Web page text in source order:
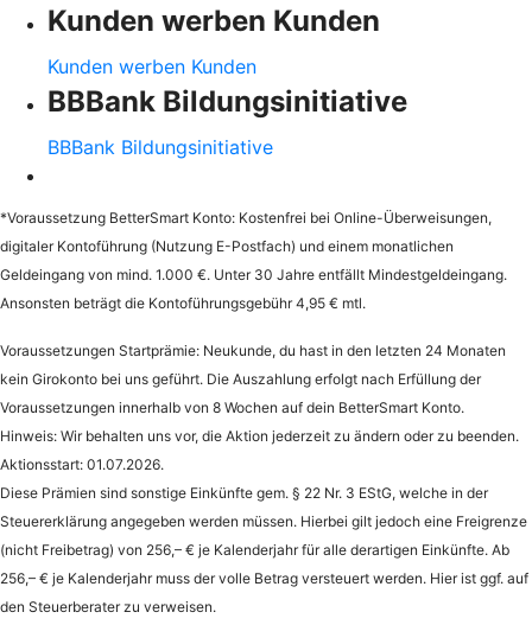
Kunden werben Kunden
Kunden werben Kunden
BBBank Bildungsinitiative
BBBank Bildungsinitiative
*Voraussetzung BetterSmart Konto: Kostenfrei bei Online-Überweisungen,
digitaler Kontoführung (Nutzung E-Postfach) und einem monatlichen
Geldeingang von mind. 1.000 €. Unter 30 Jahre entfällt Mindestgeldeingang.
Ansonsten beträgt die Kontoführungsgebühr 4,95 € mtl.​
Voraussetzungen Startprämie: Neukunde, du hast in den letzten 24 Monaten
kein Girokonto bei uns geführt. Die Auszahlung erfolgt nach Erfüllung der
Voraussetzungen innerhalb von 8 Wochen auf dein BetterSmart Konto.
Hinweis: Wir behalten uns vor, die Aktion jederzeit zu ändern oder zu beenden.
Aktionsstart: 01.07.2026.
Diese Prämien sind sonstige Einkünfte gem. § 22 Nr. 3 EStG, welche in der
Steuererklärung angegeben werden müssen. Hierbei gilt jedoch eine Freigrenze
(nicht Freibetrag) von 256,– € je Kalenderjahr für alle derartigen Einkünfte. Ab
256,– € je Kalenderjahr muss der volle Betrag versteuert werden. Hier ist ggf. auf
den Steuerberater zu verweisen.